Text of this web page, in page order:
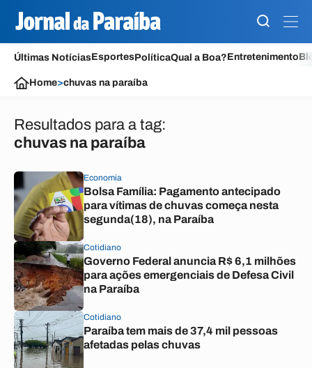
Últimas NotíciasEsportesPolíticaQual a Boa?Entretenimento
Home>chuvas na paraíba
Resultados para a tag:
chuvas na paraíba
Economia
Bolsa Família: Pagamento antecipado
para vítimas de chuvas começa nesta
segunda(18), na Paraíba
Cotidiano
Governo Federal anuncia R$ 6,1 milhões
para ações emergenciais de Defesa Civil
na Paraíba
Cotidiano
Paraíba tem mais de 37,4 mil pessoas
afetadas pelas chuvas